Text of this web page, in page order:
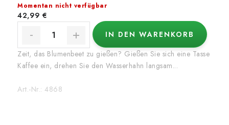
Momentan nicht verfügbar
42,99 €
IN DEN WARENKORB
Zeit, das Blumenbeet zu gießen? Gießen Sie sich eine Tasse
Kaffee ein, drehen Sie den Wasserhahn langsam...
Art.-Nr.: 4868